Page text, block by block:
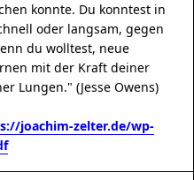
konnte. Du konntest in
oder langsam, gegen
du wolltest, neue
mit der Kraft deiner
Lungen." (Jesse Owens)
joachim-zelter.de/wp-